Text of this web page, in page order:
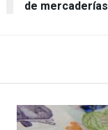
de mercaderías